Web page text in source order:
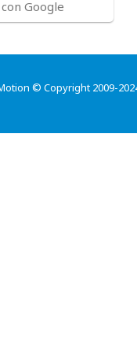
Google
© Copyright 2009-